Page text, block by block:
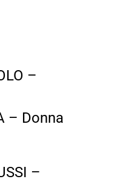
–
– Donna
–